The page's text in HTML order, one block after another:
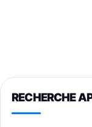
RECHERCHE